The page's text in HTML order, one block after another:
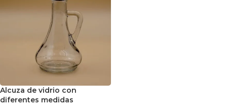
Alcuza de vidrio con
diferentes medidas